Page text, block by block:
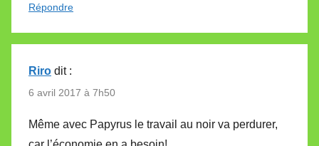
Répondre
Riro dit :
6 avril 2017 à 7h50
Même avec Papyrus le travail au noir va perdurer,